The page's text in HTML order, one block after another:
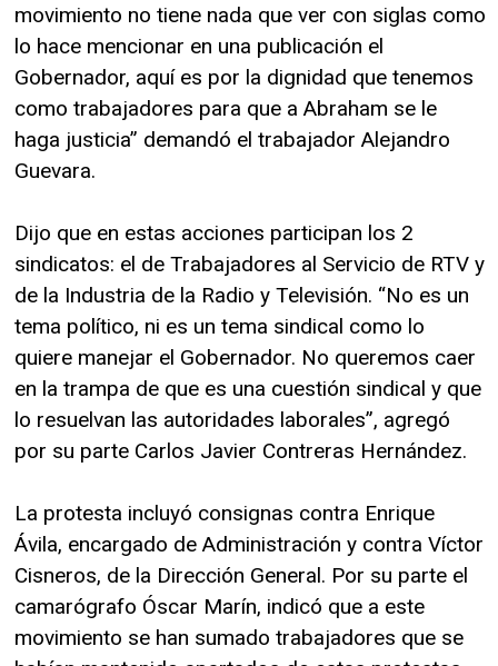
movimiento no tiene nada que ver con siglas como
lo hace mencionar en una publicación el
Gobernador, aquí es por la dignidad que tenemos
como trabajadores para que a Abraham se le
haga justicia” demandó el trabajador Alejandro
Guevara.
Dijo que en estas acciones participan los 2
sindicatos: el de Trabajadores al Servicio de RTV y
de la Industria de la Radio y Televisión. “No es un
tema político, ni es un tema sindical como lo
quiere manejar el Gobernador. No queremos caer
en la trampa de que es una cuestión sindical y que
lo resuelvan las autoridades laborales”, agregó
por su parte Carlos Javier Contreras Hernández.
La protesta incluyó consignas contra Enrique
Ávila, encargado de Administración y contra Víctor
Cisneros, de la Dirección General. Por su parte el
camarógrafo Óscar Marín, indicó que a este
movimiento se han sumado trabajadores que se